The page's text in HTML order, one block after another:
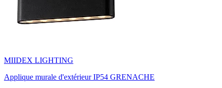
MIIDEX LIGHTING
Applique murale d'extérieur IP54 GRENACHE